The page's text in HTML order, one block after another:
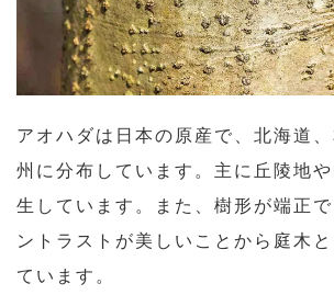
アオハダは日本の原産で、北海道
州に分布しています。主に丘陵地
生しています。また、樹形が端正
ントラストが美しいことから庭木
ています。